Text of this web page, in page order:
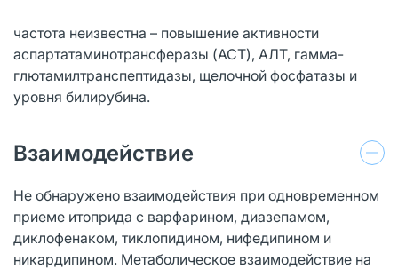
частота неизвестна – повышение активности
аспартатаминотрансферазы (ACT), АЛТ, гамма-
глютамилтранспептидазы, щелочной фосфатазы и
уровня билирубина.
Взаимодействие
Не обнаружено взаимодействия при одновременном
приеме итоприда с варфарином, диазепамом,
диклофенаком, тиклопидином, нифедипином и
никардипином. Метаболическое взаимодействие на